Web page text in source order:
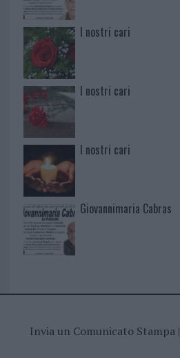
I nostri cari
I nostri cari
I nostri cari
Giovannimaria Cabras
Invia un Comunicato Stampa|